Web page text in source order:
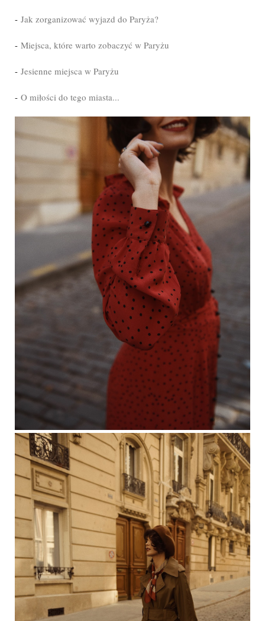
- Jak zorganizować wyjazd do Paryża?
- Miejsca, które warto zobaczyć w Paryżu
- Jesienne miejsca w Paryżu
- O miłości do tego miasta...